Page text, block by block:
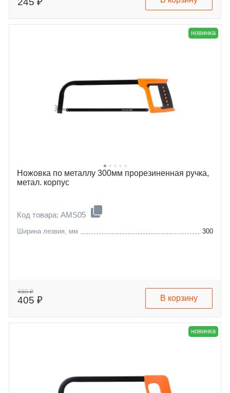
новинка
Ножовка по металлу 300мм прорезиненная ручка,
метал. корпус
Код товара: AMS05
Ширина лезвия, мм 300
480 ₽
405 ₽ В корзину
новинка